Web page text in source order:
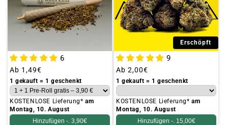
6
Üblicher
Preis
Ab 1,49€
1 gekauft = 1 geschenkt
KOSTENLOSE Lieferung*am
Montag, 10. August
Hinzufügen -. 3,90€
Erschöpft
9
Üblicher
Preis
Ab 2,00€
1 gekauft = 1 geschenkt
KOSTENLOSE Lieferung*am
Montag, 10. August
Hinzufügen -. 15,00€